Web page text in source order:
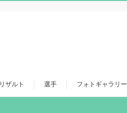
リザルト 選手 フォトギャラリー